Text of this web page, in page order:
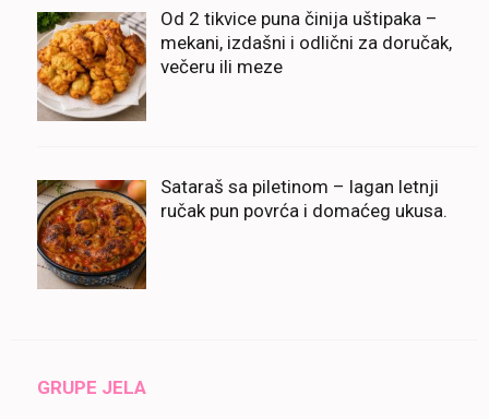
Od 2 tikvice puna činija uštipaka –
mekani, izdašni i odlični za doručak,
večeru ili meze
Sataraš sa piletinom – lagan letnji
ručak pun povrća i domaćeg ukusa.
GRUPE JELA